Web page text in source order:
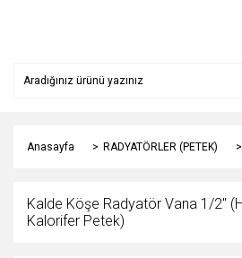
Anasayfa RADYATÖRLER (PETEK)
Kalde Köşe Radyatör Vana 1/2''
Kalorifer Petek)